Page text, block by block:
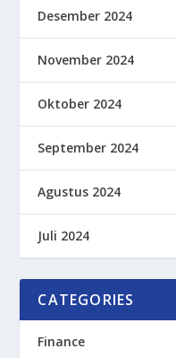
Desember 2024
November 2024
Oktober 2024
September 2024
Agustus 2024
Juli 2024
CATEGORIES
Finance